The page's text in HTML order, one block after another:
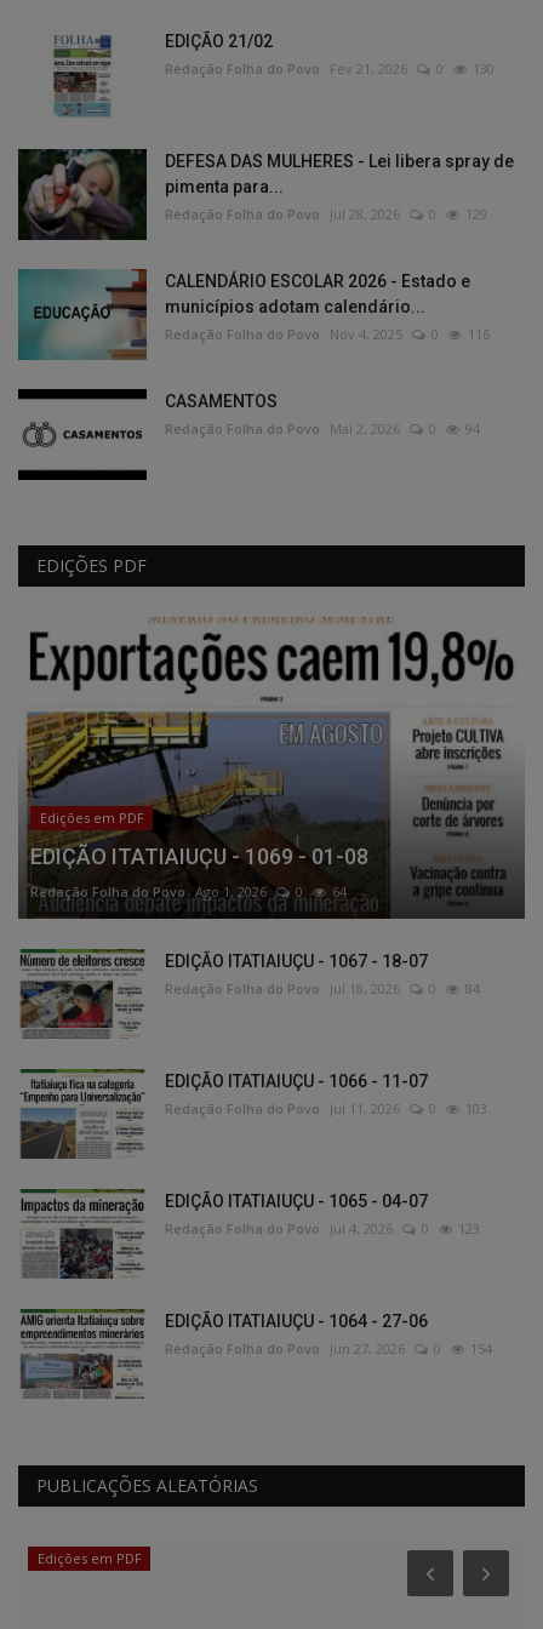
EDIÇÃO 21/02
Redação Folha do Povo Fev 21, 2026 0 130
DEFESA DAS MULHERES - Lei libera spray de
pimenta para...
Redação Folha do Povo Jul 28, 2026 0 129
CALENDÁRIO ESCOLAR 2026 - Estado e
municípios adotam calendário...
Redação Folha do Povo Nov 4, 2025 0 116
CASAMENTOS
Redação Folha do Povo Mai 2, 2026 0 94
EDIÇÕES PDF
Edições em PDF
EDIÇÃO ITATIAIUÇU - 1069 - 01-08
Redação Folha do Povo Ago 1, 2026 0 64
EDIÇÃO ITATIAIUÇU - 1067 - 18-07
Redação Folha do Povo Jul 18, 2026 0 84
EDIÇÃO ITATIAIUÇU - 1066 - 11-07
Redação Folha do Povo Jul 11, 2026 0 103
EDIÇÃO ITATIAIUÇU - 1065 - 04-07
Redação Folha do Povo Jul 4, 2026 0 123
EDIÇÃO ITATIAIUÇU - 1064 - 27-06
Redação Folha do Povo Jun 27, 2026 0 154
PUBLICAÇÕES ALEATÓRIAS
Edições em PDF